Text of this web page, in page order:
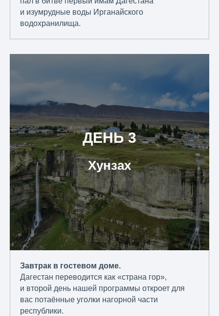
и изумрудные воды Ирганайского
водохранилища.
ДЕНЬ 3
Хунзах
Завтрак в гостевом доме.
Дагестан переводится как «страна гор»,
и второй день нашей программы откроет для
вас потаённые уголки нагорной части
республики.